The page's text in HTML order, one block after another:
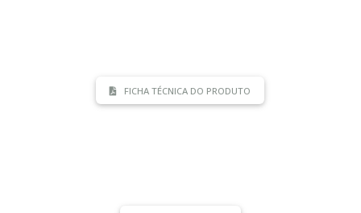
FICHA TÉCNICA DO PRODUTO